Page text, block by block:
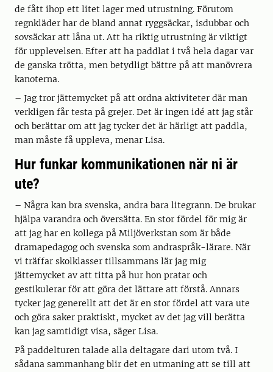
de fått ihop ett litet lager med utrustning. Förutom
regnkläder har de bland annat ryggsäckar, isdubbar och
sovsäckar att låna ut. Att ha riktig utrustning är viktigt
för upplevelsen. Efter att ha paddlat i två hela dagar var
de ganska trötta, men betydligt bättre på att manövrera
kanoterna.
– Jag tror jättemycket på att ordna aktiviteter där man
verkligen får testa på grejer. Det är ingen idé att jag står
och berättar om att jag tycker det är härligt att paddla,
man måste få uppleva, menar Lisa.
Hur funkar kommunikationen när ni är
ute?
– Några kan bra svenska, andra bara litegrann. De brukar
hjälpa varandra och översätta. En stor fördel för mig är
att jag har en kollega på Miljöverkstan som är både
dramapedagog och svenska som andraspråk-lärare. När
vi träffar skolklasser tillsammans lär jag mig
jättemycket av att titta på hur hon pratar och
gestikulerar för att göra det lättare att förstå. Annars
tycker jag generellt att det är en stor fördel att vara ute
och göra saker praktiskt, mycket av det jag vill berätta
kan jag samtidigt visa, säger Lisa.
På paddelturen talade alla deltagare dari utom två. I
sådana sammanhang blir det en utmaning att se till att